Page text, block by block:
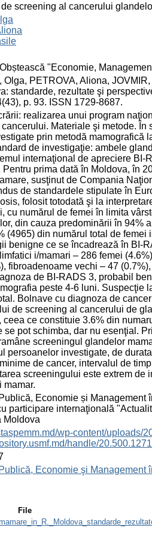
screening al cancerului
"Economie,
Olga, PETROVA, Aliona,
standarde, rezultate şi
p. 93. ISSN 1729-8687.
realizarea unui program
Materiale şi metode.
prin metodă mamografică
de investigaţie: ambele
internaţional de apreciere BI-
Pentru prima dată în Moldova, în
susţinut de Compania
de standardele stipulate în
folosit totodată şi la
cu numărul de femei în limita
din cauza predominării în 94%
(4965) din numărul total de
benigne ce se încadrează în BI-
i/mamari – 286 femei
fibroadenoame vechi – 47
de BI-RADS 3, probabil
peste 4-6 luni. Suspecţie
Bolnave cu diagnoza de
de screening al cancerului de
ceea ce constituie 3.6% din
se pot schimba, dar nu esenţial.
screeningul glandelor
persoanelor investigate, de
de cancer, intervalul de
screeningului este extrem
mamar.
Economie și
participare internaţională
Moldova
wp-content/uploads/
handle/
Economie şi Management
File